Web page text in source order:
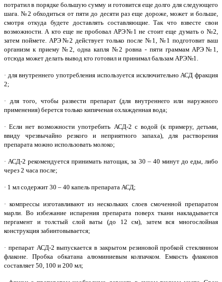
потратил в порядке большую сумму и готовится еще долго для следующего
шага. №2 обходиться от пяти до десяти раз еще дороже, может и больше,
смотря откуда будете доставлять составляющие. Так что взвесте свои
возможности. А кто еще не пробовал АРЭ№1 не стоит еще думать о №2,
затем поймете. АРЭ№2 действует только после №1, №1 подготовит ваш
организм к приему №2, одна капля №2 ровна - пяти граммам АРЭ№1,
отсюда может делать вывод кто готовил и принимал бальзам АРЭ№1.
· для внутреннего употребления используется исключительно АСД фракция
2;
· для того, чтобы развести препарат (для внутреннего или наружного
применения) берется только кипяченая охлажденная вода;
· Если нет возможности употребить АСД-2 с водой (к примеру, детьми,
ввиду чрезвычайно резкого и неприятного запаха), для растворения
препарата можно использовать молоко;
· АСД-2 рекомендуется принимать натощак, за 30 – 40 минут до еды, либо
через 2 часа после;
· 1 мл содержит 30 – 40 капель препарата АСД;
· компрессы изготавливают из нескольких слоев смоченной препаратом
марли. Во избежание испарения препарата поверх ткани накладывается
пергамент и толстый слой ваты (до 12 см), затем вся многослойная
конструкция забинтовывается;
· препарат АСД-2 выпускается в закрытом резиновой пробкой стеклянном
флаконе. Пробка обкатана алюминиевым колпачком. Емкость флаконов
составляет 50, 100 и 200 мл;